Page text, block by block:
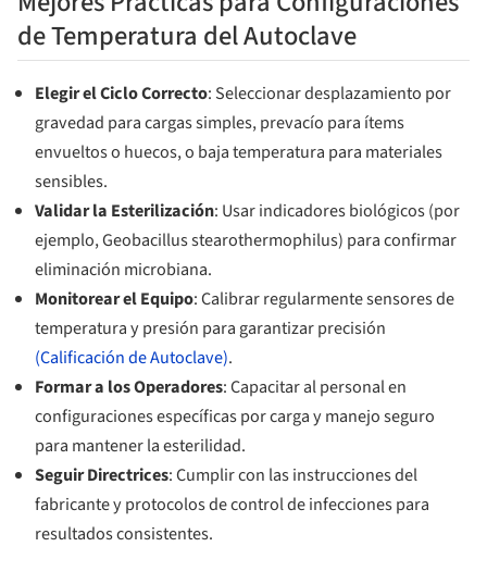
de Temperatura del Autoclave
Elegir el Ciclo Correcto: Seleccionar desplazamiento por
gravedad para cargas simples, prevacío para ítems
envueltos o huecos, o baja temperatura para materiales
sensibles.
Validar la Esterilización: Usar indicadores biológicos (por
ejemplo, Geobacillus stearothermophilus) para confirmar
eliminación microbiana.
Monitorear el Equipo: Calibrar regularmente sensores de
temperatura y presión para garantizar precisión
(Calificación de Autoclave).
Formar a los Operadores: Capacitar al personal en
configuraciones específicas por carga y manejo seguro
para mantener la esterilidad.
Seguir Directrices: Cumplir con las instrucciones del
fabricante y protocolos de control de infecciones para
resultados consistentes.